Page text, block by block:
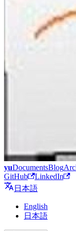
yuDocumentsBlog
GitHub
LinkedIn
日本語
English
日本語